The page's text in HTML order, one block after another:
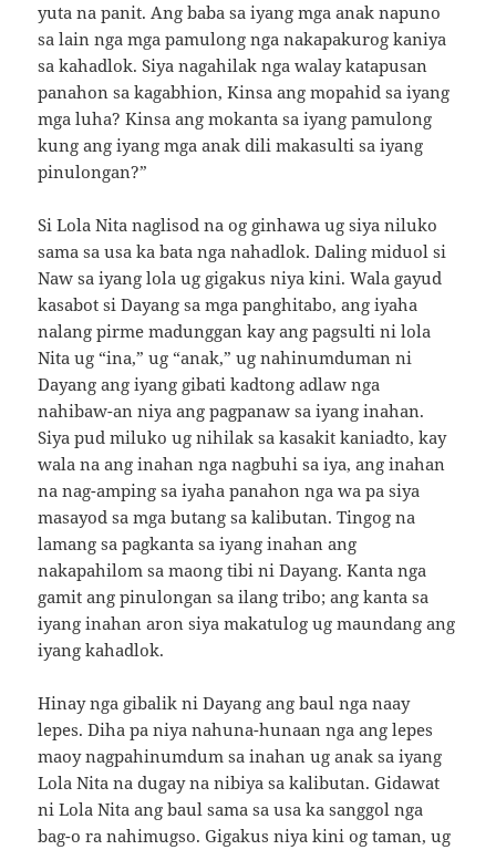
yuta na panit. Ang baba sa iyang mga anak napuno
sa lain nga mga pamulong nga nakapakurog kaniya
sa kahadlok. Siya nagahilak nga walay katapusan
panahon sa kagabhion, Kinsa ang mopahid sa iyang
mga luha? Kinsa ang mokanta sa iyang pamulong
kung ang iyang mga anak dili makasulti sa iyang
pinulongan?”
Si Lola Nita naglisod na og ginhawa ug siya niluko
sama sa usa ka bata nga nahadlok. Daling miduol si
Naw sa iyang lola ug gigakus niya kini. Wala gayud
kasabot si Dayang sa mga panghitabo, ang iyaha
nalang pirme madunggan kay ang pagsulti ni lola
Nita ug “ina,” ug “anak,” ug nahinumduman ni
Dayang ang iyang gibati kadtong adlaw nga
nahibaw-an niya ang pagpanaw sa iyang inahan.
Siya pud miluko ug nihilak sa kasakit kaniadto, kay
wala na ang inahan nga nagbuhi sa iya, ang inahan
na nag-amping sa iyaha panahon nga wa pa siya
masayod sa mga butang sa kalibutan. Tingog na
lamang sa pagkanta sa iyang inahan ang
nakapahilom sa maong tibi ni Dayang. Kanta nga
gamit ang pinulongan sa ilang tribo; ang kanta sa
iyang inahan aron siya makatulog ug maundang ang
iyang kahadlok.
Hinay nga gibalik ni Dayang ang baul nga naay
lepes. Diha pa niya nahuna-hunaan nga ang lepes
maoy nagpahinumdum sa inahan ug anak sa iyang
Lola Nita na dugay na nibiya sa kalibutan. Gidawat
ni Lola Nita ang baul sama sa usa ka sanggol nga
bag-o ra nahimugso. Gigakus niya kini og taman, ug